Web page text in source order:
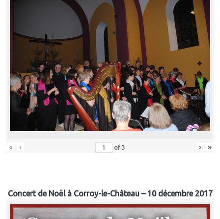
« ‹ of 3 › »
Concert de Noël à Corroy-le-Château – 10 décembre 2017